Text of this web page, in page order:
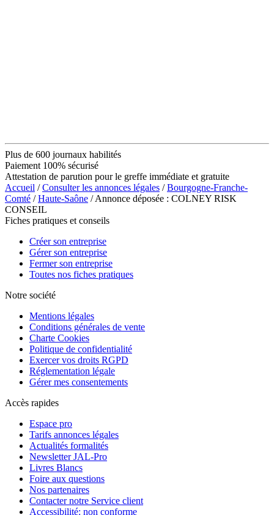
Plus de 600 journaux habilités
Paiement 100% sécurisé
Attestation de parution pour le greffe immédiate et gratuite
Accueil /Consulter les annonces légales /Bourgogne-Franche-
Comté /Haute-Saône / Annonce déposée : COLNEY RISK
CONSEIL
Fiches pratiques et conseils
Créer son entreprise
Gérer son entreprise
Fermer son entreprise
Toutes nos fiches pratiques
Notre société
Mentions légales
Conditions générales de vente
Charte Cookies
Politique de confidentialité
Exercer vos droits RGPD
Réglementation légale
Gérer mes consentements
Accès rapides
Espace pro
Tarifs annonces légales
Actualités formalités
Newsletter JAL-Pro
Livres Blancs
Foire aux questions
Nos partenaires
Contacter notre Service client
Accessibilité: non conforme